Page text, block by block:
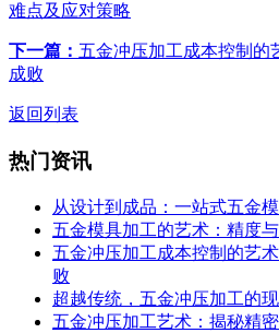
难点及应对策略
下一篇： 五金冲压加工成本控制的
成败
返回列表
热门资讯
从设计到成品：一站式五金
五金模具加工的艺术：精度
五金冲压加工成本控制的艺
败
超越传统，五金冲压加工的
五金冲压加工艺术：揭秘精